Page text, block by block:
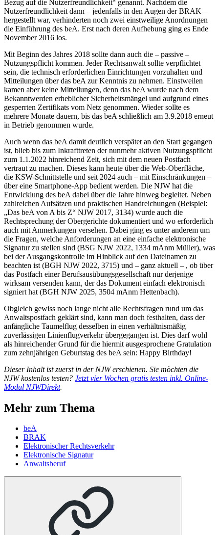
Bezug auf die Nutzerfreundlichkeit“ genannt. Nachdem die
Nutzerfreundlichkeit dann – jedenfalls in den Augen der BRAK –
hergestellt war, verhinderten noch zwei einstweilige Anordnungen
die Einführung des beA. Erst nach deren Aufhebung ging es Ende
November 2016 los.
Mit Beginn des Jahres 2018 sollte dann auch die – passive –
Nutzungspflicht kommen. Jeder Rechtsanwalt sollte verpflichtet
sein, die technisch erforderlichen Einrichtungen vorzuhalten und
Mitteilungen über das beA zur Kenntnis zu nehmen. Einstweilen
kamen aber keine Mitteilungen, denn das beA wurde nach dem
Bekanntwerden erheblicher Sicherheitsmängel und aufgrund eines
gesperrten Zertifikats vom Netz genommen. Wieder sollte es
mehrere Monate dauern, bis das beA schließlich am 3.9.​2018 erneut
in Betrieb genommen wurde.
Auch wenn das beA damit deutlich verspätet an den Start gegangen
ist, blieb bis zum Inkrafttreten der nunmehr aktiven Nutzungspflicht
zum 1.1.​2022 hinreichend Zeit, sich mit dem neuen Postfach
vertraut zu machen. Dieses kann heute über die Web-Oberfläche,
die KSW-Schnittstelle und seit 2024 auch – mit Einschränkungen –
über eine Smartphone-App bedient werden. Die NJW hat die
Entwicklung des beA dabei über die Jahre hinweg begleitet. Neben
zahlreichen Aufsätzen und praktischen Handreichungen (Beispiel:
„Das beA von A bis Z“ NJW 2017, 3134) wurde auch die
Rechtsprechung der Obergerichte dokumentiert und wo erforderlich
auch mit Anmerkungen versehen. Dabei ging es unter anderem um
die Fragen, welche Anforderungen an eine einfache elektronische
Signatur zu stellen sind (BSG NJW 2022, 1334 mAnm Müller), was
bei der Ausgangskontrolle im Hinblick auf den Dateinamen zu
beachten ist (BGH NJW 2022, 3715) und – ganz aktuell – , ob über
das Postfach einer Berufsausübungsgesellschaft nur derjenige
wirksam versenden kann, der das Dokument einfach elektronisch
signiert hat (BGH NJW 2025, 3504 mAnm Hettenbach).
Obgleich gewiss noch lange nicht alle Rechtsfragen rund um das
Anwaltspostfach geklärt sind, kann man doch festhalten, dass der
anfängliche Taumelflug desselben in einen verhältnismäßig
zuverlässigen Linienflugverkehr übergegangen ist. Dies darf wohl
als hinreichender Grund für die hiermit ausgesprochene Gratulation
zum zehnjährigen Geburtstag des beA sein: Happy Birthday!
Dieser Inhalt ist zuerst in der NJW erschienen. Sie möchten die
NJW kostenlos testen? Jetzt vier Wochen gratis testen inkl. Online-
Modul NJWDirekt.
Mehr zum Thema
beA
BRAK
Elektronischer Rechtsverkehr
Elektronische Signatur
Anwaltsberuf